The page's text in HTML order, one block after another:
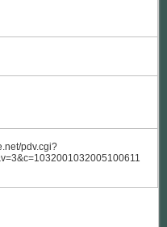
pdv.cgi?